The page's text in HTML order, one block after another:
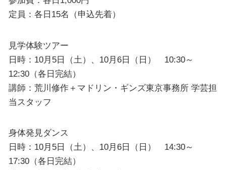
定員：各日15名（申込先着）
見学体験ツアー
日時：10月5日（土）、10月6日（日） 10:30～
12:30（各日完結）
講師：荒川修作＋マドリン・ギンズ東京事務所 学芸担
当スタッフ
身体発見ダンス
日時：10月5日（土）、10月6日（日） 14:30～
17:30（各日完結）